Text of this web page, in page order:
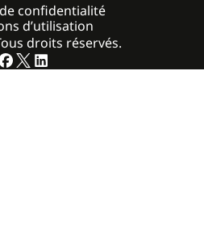
droits réservés.
confidentialité
d’utilisation